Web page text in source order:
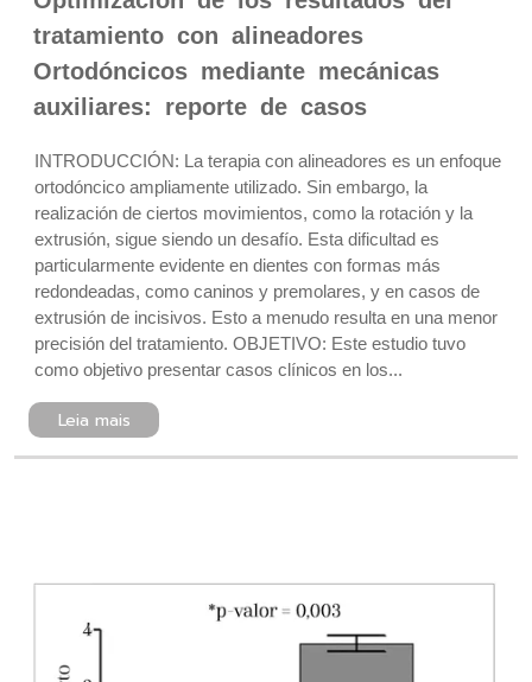
tratamiento con alineadores
Ortodóncicos mediante mecánicas
auxiliares: reporte de casos
INTRODUCCIÓN: La terapia con alineadores es un enfoque
ortodóncico ampliamente utilizado. Sin embargo, la
realización de ciertos movimientos, como la rotación y la
extrusión, sigue siendo un desafío. Esta dificultad es
particularmente evidente en dientes con formas más
redondeadas, como caninos y premolares, y en casos de
extrusión de incisivos. Esto a menudo resulta en una menor
precisión del tratamiento. OBJETIVO: Este estudio tuvo
como objetivo presentar casos clínicos en los...
Leia mais